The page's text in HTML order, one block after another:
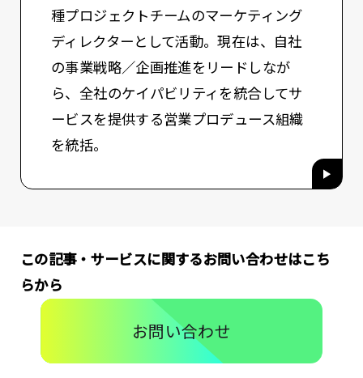
種プロジェクトチームのマーケティング
ディレクターとして活動。現在は、自社
の事業戦略／企画推進をリードしなが
ら、全社のケイパビリティを統合してサ
ービスを提供する営業プロデュース組織
を統括。
この記事・サービスに関するお問い合わせはこち
らから
お問い合わせ